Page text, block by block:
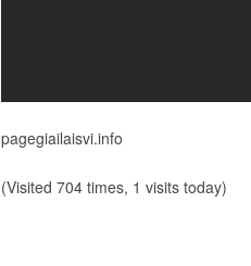
pagegiailaisvi.info
(Visited 704 times, 1 visits today)